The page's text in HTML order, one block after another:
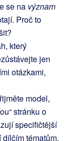
se na význam
Proč to
který
jen
otázkami,
model,
stránku o
specifičtější
dílčím tématům.